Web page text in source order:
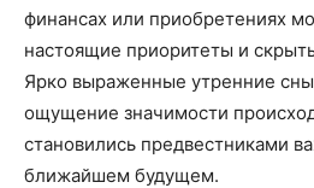
финансах или приобретениях
настоящие приоритеты и
Ярко выраженные утренние
ощущение значимости
становились предвестниками
ближайшем будущем.